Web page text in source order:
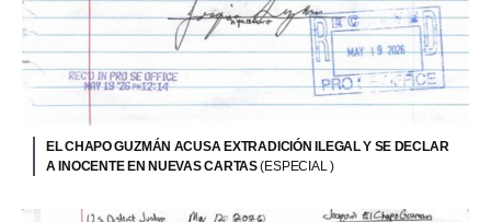
EL CHAPO GUZMÁN ACUSA EXTRADICIÓN ILEGAL Y SE DECLAR
A INOCENTE EN NUEVAS CARTAS(ESPECIAL )